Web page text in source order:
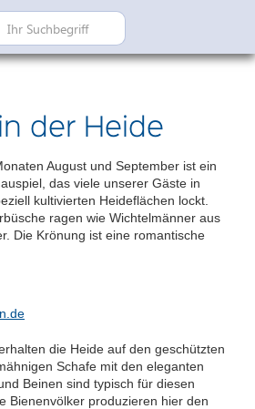
der Heide
August und September ist ein
das viele unserer Gäste in
kultivierten Heideflächen lockt.
ragen wie Wichtelmänner aus
Die Krönung ist eine romantische
die Heide auf den geschützten
Schafe mit den eleganten
Beinen sind typisch für diesen
Bienenvölker produzieren hier den